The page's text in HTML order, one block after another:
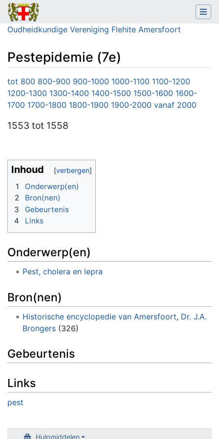
Oudheidkundige Vereniging Flehite Amersfoort
Pestepidemie (7e)
Ga naar: navigatie ,zoeken
tot 800 800-900 900-1000 1000-1100 1100-1200
1200-1300 1300-1400 1400-1500 1500-1600 1600-
1700 1700-1800 1800-1900 1900-2000 vanaf 2000
1553 tot 1558
Inhoud
1
Onderwerp(en)
2
Bron(nen)
3
Gebeurtenis
4
Links
Onderwerp(en)
Pest, cholera en lepra
Bron(nen)
Historische encyclopedie van Amersfoort, Dr. J.A.
Brongers(326)
Gebeurtenis
Links
pest
Hulpmiddelen